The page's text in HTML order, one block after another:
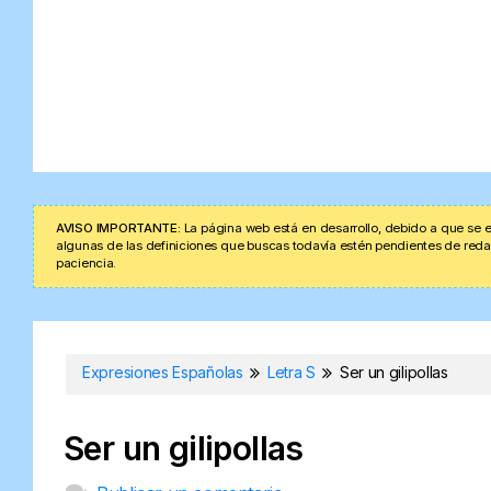
AVISO IMPORTANTE: La página web está en desarrollo, debido a que
algunas de las definiciones que buscas todavía estén pendientes de
paciencia.
Expresiones Españolas Letra S Ser un gilipollas
Ser un gilipollas